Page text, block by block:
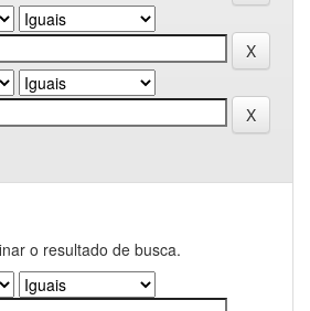
o resultado de busca.